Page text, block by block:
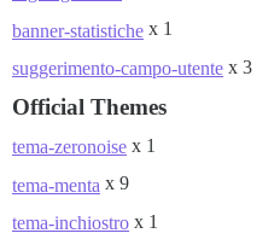
banner-statistiche x 1
suggerimento-campo-utente x 3
Official Themes
tema-zeronoise x 1
tema-menta x 9
tema-inchiostro x 1